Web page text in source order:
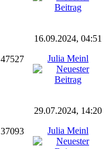
47527
16.09.2024, 04:51
Julia Meinl
37093
29.07.2024, 14:20
Julia Meinl